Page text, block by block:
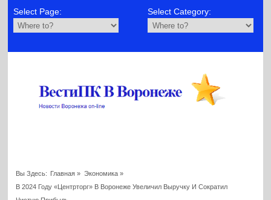
Select Page: Select Category:
Вы Здесь: Главная » Экономика»
В 2024 Году «Центрторг» В Воронеже Увеличил Выручку И Сократил